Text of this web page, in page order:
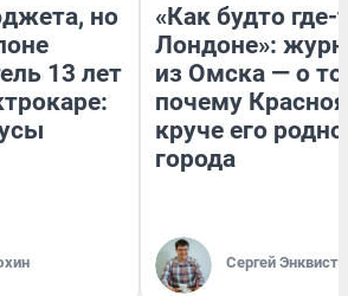
но
13 лет
«Как будто где-
Лондоне»:
из Омска — о
почему
круче его
города
Сергей Энквист